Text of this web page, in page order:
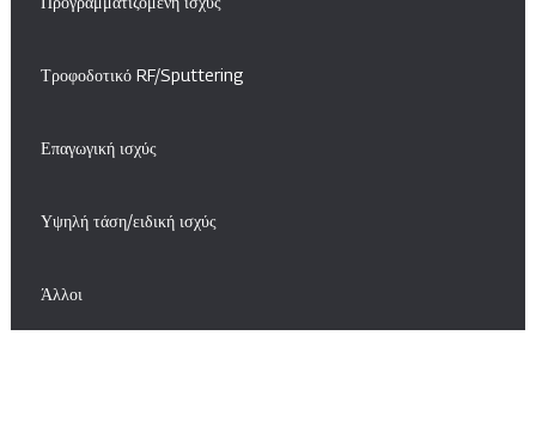
Τροφοδοτικό RF/Sputtering
Επαγωγική ισχύς
Υψηλή τάση/ειδική ισχύς
Άλλοι